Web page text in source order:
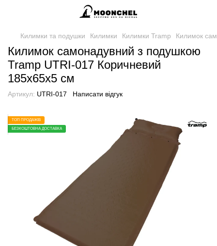
Килимки та подушки Килимки Килимки Tramp Килимок
Килимок самонадувний з подушкою
Tramp UTRI-017 Коричневий
185x65x5 см
Артикул: UTRI-017 Написати відгук
ТОП ПРОДАЖІВ
БЕЗКОШТОВНА ДОСТАВКА